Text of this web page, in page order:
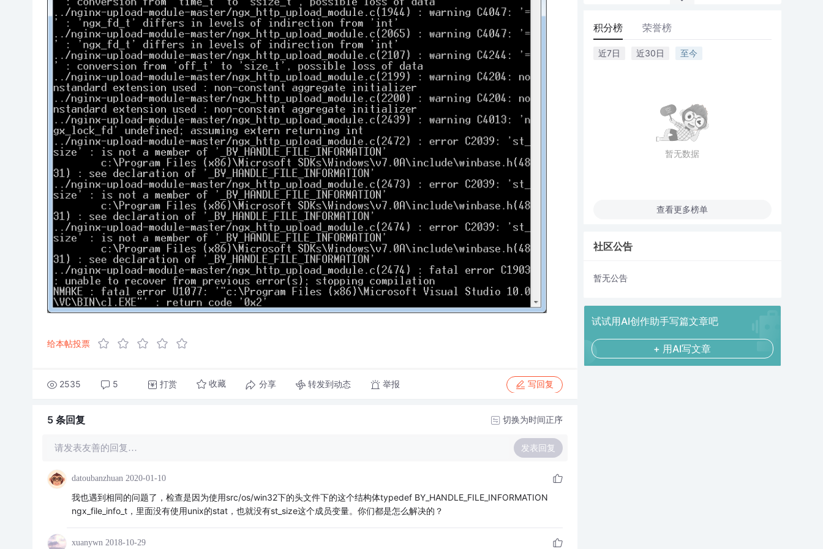
给本帖投票
2535 5 打赏 收藏 分享 转发到动态 举报 写回复
5 条回复 切换为时间正序
请发表友善的回复… 发表回复
datoubanzhuan 2020-01-10
我也遇到相同的问题了，检查是因为使用src/os/win32下的头文件下的这个结构体typedef BY_HANDLE_FILE_INFORMATION
ngx_file_info_t，里面没有使用unix的stat，也就没有st_size这个成员变量。你们都是怎么解决的？
xuanywn 2018-10-29
积分榜 荣誉榜
近7日 近30日 至今
暂无数据
查看更多榜单
社区公告
暂无公告
试试用AI创作助手写篇文章吧
+ 用AI写文章